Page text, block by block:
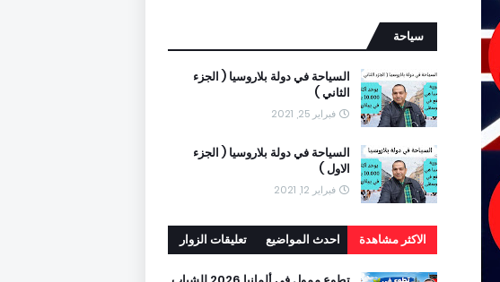
سياحة
السياحة في دولة بلاروسيا ( الجزء
الثاني )
فبراير 25, 2021
السياحة في دولة بلاروسيا ( الجزء
الاول )
فبراير 12, 2021
الاكثر مشاهدة احدث المواضيع تعليقات الزوار